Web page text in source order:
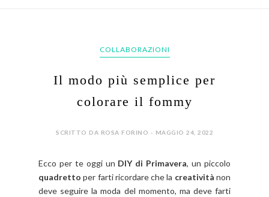
COLLABORAZIONI
Il modo più semplice per
colorare il fommy
SCRITTO DA ROSA FORINO - MAGGIO 24, 2022
Ecco per te oggi un DIY di Primavera, un piccolo
quadretto per farti ricordare che la creatività non
deve seguire la moda del momento, ma deve farti